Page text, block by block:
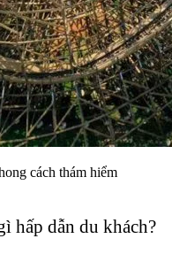
cách thám hiểm
hấp dẫn du khách?